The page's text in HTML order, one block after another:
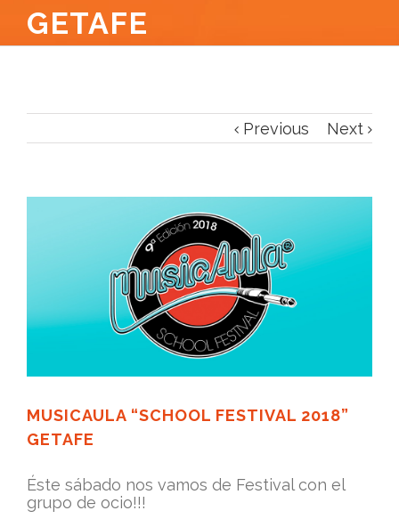
GETAFE
Previous Next
MUSICAULA “SCHOOL FESTIVAL 2018”
GETAFE
Éste sábado nos vamos de Festival con el
grupo de ocio!!!